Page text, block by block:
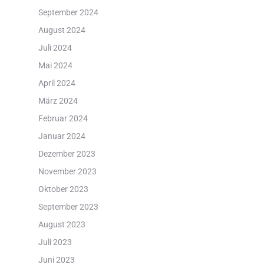
September 2024
August 2024
Juli 2024
Mai 2024
April 2024
März 2024
Februar 2024
Januar 2024
Dezember 2023
November 2023
Oktober 2023
September 2023
August 2023
Juli 2023
Juni 2023